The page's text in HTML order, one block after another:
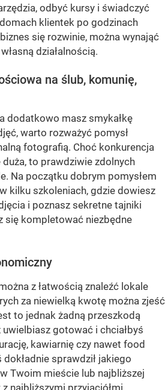
odbyć kursy i świadczyć
klientek po godzinach
się rozwinie, można wynająć
działalnością.
na ślub, komunię,
dodatkowo masz smykałkę
warto rozważyć pomysł
fotografią. Choć konkurencja
to prawdziwie zdolnych
Na początku dobrym pomysłem
kilku szkoleniach, gdzie dowiesz
i poznasz sekretne tajniki
się kompletować niezbędne
z łatwością znaleźć lokale
za niewielką kwotę można zjeść
to jednak żadną przeszkodą
gotować i chciałbyś
kawiarnię czy nawet food
sprawdził jakiego
Twoim mieście lub najbliższej
najbliższymi przyjaciółmi